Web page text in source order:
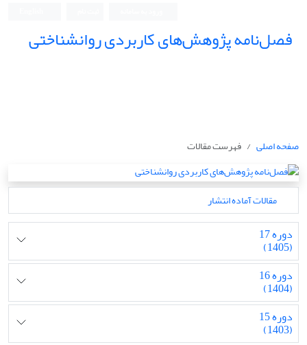
فصل‌نامه پژوهش‌های کاربردی روانشناختی
صفحه اصلی فهرست مقالات
مقالات آماده انتشار
دوره 17
(1405)
دوره 16
(1404)
دوره 15
(1403)